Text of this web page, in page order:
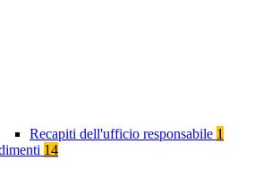
Recapiti dell'ufficio responsabile 1
14